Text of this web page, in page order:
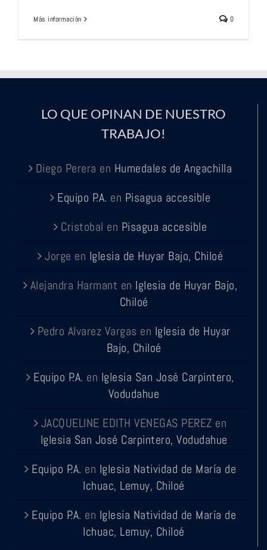
Más información 0
LO QUE OPINAN DE NUESTRO
TRABAJO!
Diego Perera en Humedales de Angachilla
Equipo P.A. en Pisagua accesible
Cristobal en Pisagua accesible
Jorge en Iglesia de Huyar Bajo, Chiloé
Alejandra Harmant en Iglesia de Huyar Bajo,
Chiloé
Pedro Alvarez Vargas en Iglesia de Huyar
Bajo, Chiloé
Equipo P.A. en Iglesia San José Carpintero,
Vodudahue
JACQUELINE EDITH VENEGAS PEREZ en
Iglesia San José Carpintero, Vodudahue
Equipo P.A. en Iglesia Natividad de María de
Ichuac, Lemuy, Chiloé
Equipo P.A. en Iglesia Natividad de María de
Ichuac, Lemuy, Chiloé